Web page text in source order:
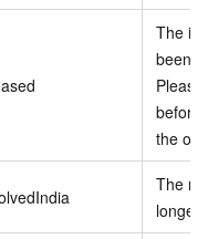
The
been
before
the
The
longer